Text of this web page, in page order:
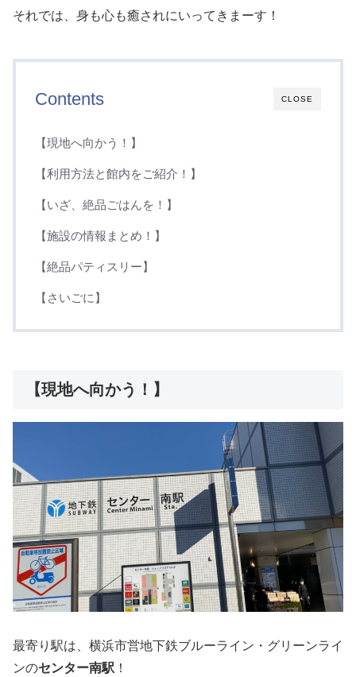
それでは、身も心も癒されにいってきまーす！
CLOSE
Contents
【現地へ向かう！】
【利用方法と館内をご紹介！】
【いざ、絶品ごはんを！】
【施設の情報まとめ！】
【絶品パティスリー】
【さいごに】
【現地へ向かう！】
最寄り駅は、横浜市営地下鉄ブルーライン・グリーンライ
ンのセンター南駅 ！